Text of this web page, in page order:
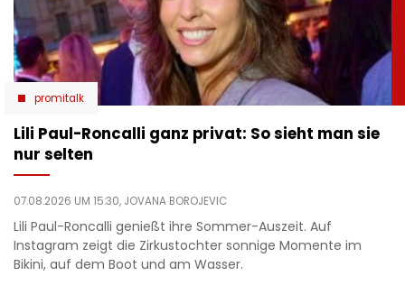
promitalk
Lili Paul-Roncalli ganz privat: So sieht man sie
nur selten
07.08.2026 UM 15:30, JOVANA BOROJEVIC
Lili Paul-Roncalli genießt ihre Sommer-Auszeit. Auf
Instagram zeigt die Zirkustochter sonnige Momente im
Bikini, auf dem Boot und am Wasser.